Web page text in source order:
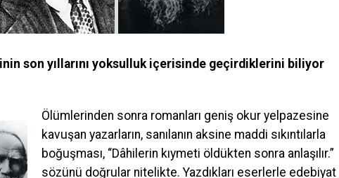
son yıllarını yoksulluk içerisinde geçirdiklerini biliyor
Ölümlerinden sonra romanları geniş okur yelpazesine
kavuşan yazarların, sanılanın aksine maddi sıkıntılarla
boğuşması, “Dâhilerin kıymeti öldükten sonra anlaşılır.”
sözünü doğrular nitelikte. Yazdıkları eserlerle edebiyat